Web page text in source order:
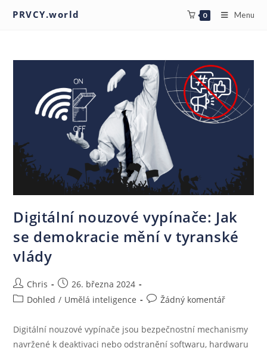
PRVCY.world 0 Menu
Digitální nouzové vypínače: Jak
se demokracie mění v tyranské
vlády
Chris
26. března 2024
Dohled / Umělá inteligence Žádný komentář
Digitální nouzové vypínače jsou bezpečnostní mechanismy
navržené k deaktivaci nebo odstranění softwaru, hardwaru